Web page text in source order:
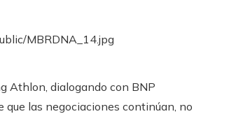
Athlon, dialogando con BNP
que las negociaciones continúan, no